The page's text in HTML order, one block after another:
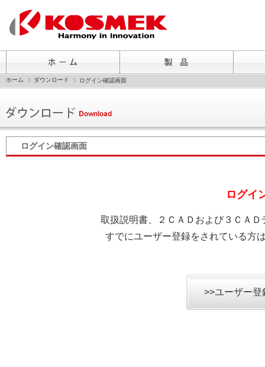
ホーム ダウンロード ログイン確認画面
ログイン確認画面
ログイ
取扱説明書、２ＣＡＤおよび３ＣＡ
すでにユーザー登録をされている方
>>ユーザー